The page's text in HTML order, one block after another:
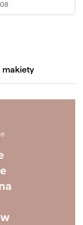
makiety